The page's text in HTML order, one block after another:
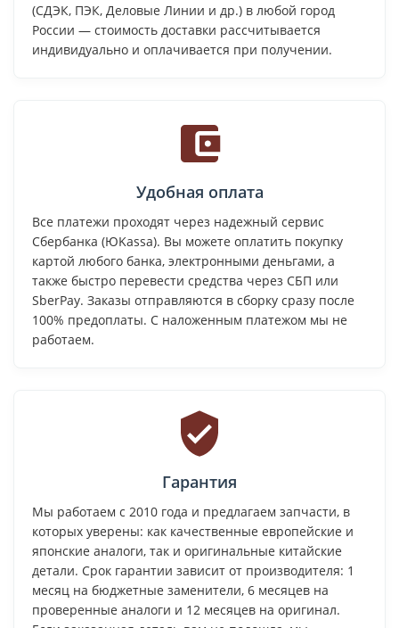
(СДЭК, ПЭК, Деловые Линии и др.) в любой город
России — стоимость доставки рассчитывается
индивидуально и оплачивается при получении.
Удобная оплата
Все платежи проходят через надежный сервис
Сбербанка (ЮKassa). Вы можете оплатить покупку
картой любого банка, электронными деньгами, а
также быстро перевести средства через СБП или
SberPay. Заказы отправляются в сборку сразу после
100% предоплаты. С наложенным платежом мы не
работаем.
Гарантия
Мы работаем с 2010 года и предлагаем запчасти, в
которых уверены: как качественные европейские и
японские аналоги, так и оригинальные китайские
детали. Срок гарантии зависит от производителя: 1
месяц на бюджетные заменители, 6 месяцев на
проверенные аналоги и 12 месяцев на оригинал.